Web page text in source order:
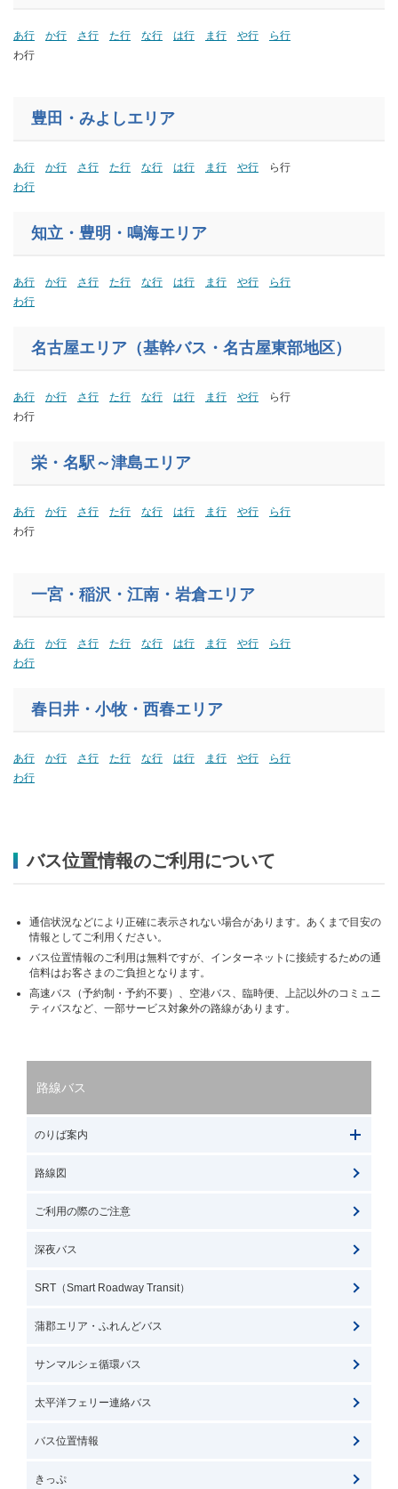
あ行 か行 さ行 た行 な行 は行 ま行 や行
ら行
わ行
豊田・みよしエリア
あ行 か行 さ行 た行 な行 は行 ま行 や行 ら行
わ行
知立・豊明・鳴海エリア
あ行 か行 さ行 た行 な行 は行 ま行 や行
ら行
わ行
名古屋エリア（基幹バス・名古屋東部地区）
あ行 か行 さ行 た行 な行 は行 ま行 や行 ら行
わ行
栄・名駅～津島エリア
あ行 か行 さ行 た行 な行 は行 ま行 や行
ら行
わ行
一宮・稲沢・江南・岩倉エリア
あ行 か行 さ行 た行 な行 は行 ま行 や行
ら行
わ行
春日井・小牧・西春エリア
あ行 か行 さ行 た行 な行 は行 ま行 や行
ら行
わ行
バス位置情報のご利用について
通信状況などにより正確に表示されない場合があります。あくまで目安の
情報としてご利用ください。
バス位置情報のご利用は無料ですが、インターネットに接続するための通
信料はお客さまのご負担となります。
高速バス（予約制・予約不要）、空港バス、臨時便、上記以外のコミュニ
ティバスなど、一部サービス対象外の路線があります。
路線バス
のりば案内
路線図
ご利用の際のご注意
深夜バス
SRT（Smart Roadway Transit）
蒲郡エリア・ふれんどバス
サンマルシェ循環バス
太平洋フェリー連絡バス
バス位置情報
きっぷ